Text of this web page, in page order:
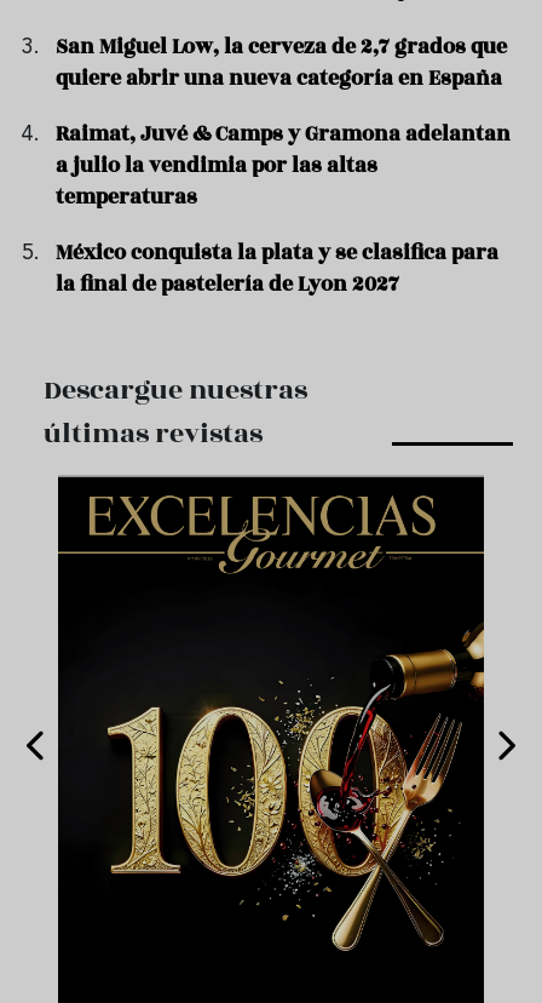
San Miguel Low, la cerveza de 2,7 grados que
quiere abrir una nueva categoría en España
Raimat, Juvé & Camps y Gramona adelantan
a julio la vendimia por las altas
temperaturas
México conquista la plata y se clasifica para
la final de pastelería de Lyon 2027
Descargue nuestras
últimas revistas